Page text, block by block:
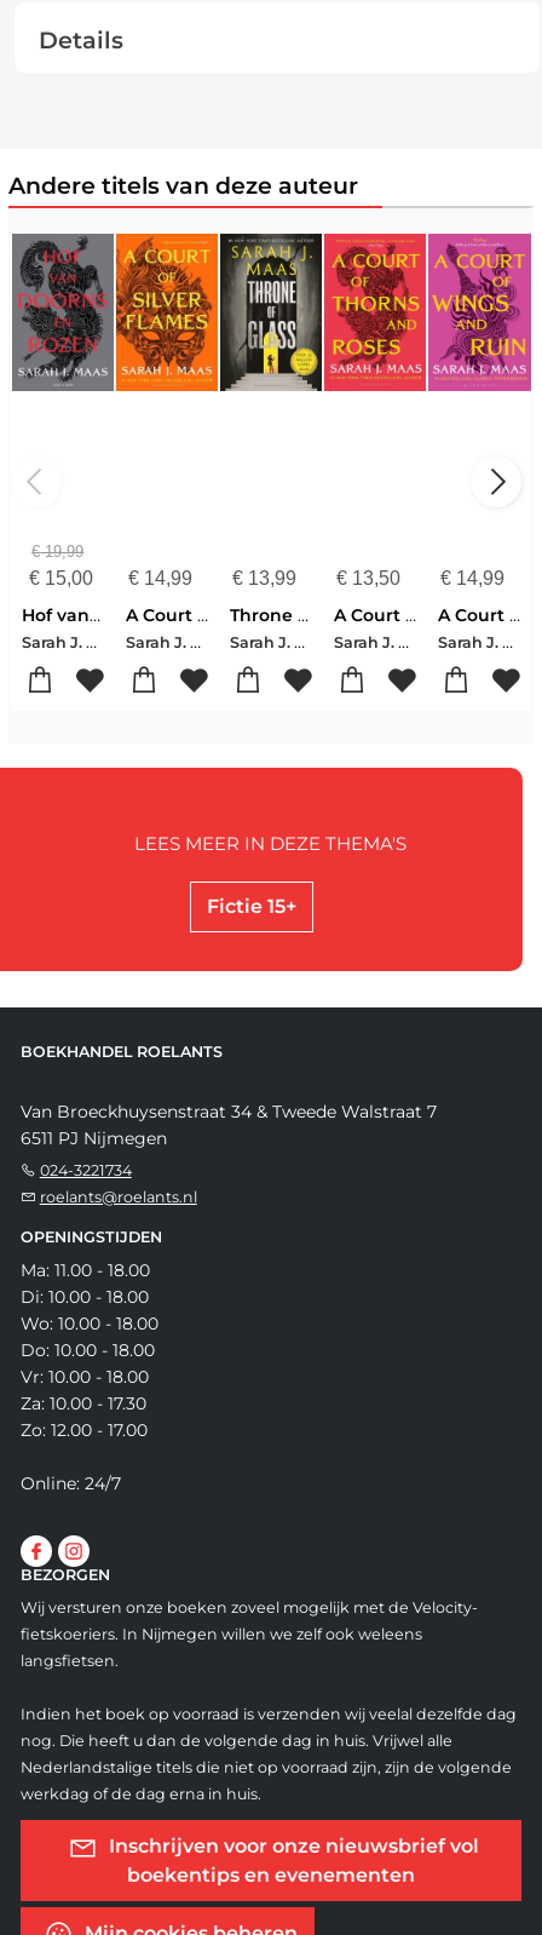
Details
Andere titels van deze auteur
€19,99
€15,00
Hof van doorns en rozen
Sarah J. Maas
€14,99
A Court of Silver Flames
Sarah J. Maas
€ 13,99
Throne of Glass
Sarah J. Maas
€ 13,50
A Court of Thorns and Roses
Sarah J. Maas
€ 14,99
A Court of Wings and Ruin
Sarah J. Maas
Fictie 15+
LEES MEER IN DEZE THEMA'S
BOEKHANDEL ROELANTS
Van Broeckhuysenstraat 34 & Tweede Walstraat 7
6511 PJ Nijmegen
024-3221734
roelants@roelants.nl
OPENINGSTIJDEN
Ma: 11.00 - 18.00
Di: 10.00 - 18.00
Wo: 10.00 - 18.00
Do: 10.00 - 18.00
Vr: 10.00 - 18.00
Za: 10.00 - 17.30
Zo: 12.00 - 17.00
Online: 24/7
BEZORGEN
Wij versturen onze boeken zoveel mogelijk met de Velocity-
fietskoeriers. In Nijmegen willen we zelf ook weleens
langsfietsen.
Indien het boek op voorraad is verzenden wij veelal dezelfde dag
nog. Die heeft u dan de volgende dag in huis. Vrijwel alle
Nederlandstalige titels die niet op voorraad zijn, zijn de volgende
werkdag of de dag erna in huis.
Inschrijven voor onze nieuwsbrief vol
boekentips en evenementen